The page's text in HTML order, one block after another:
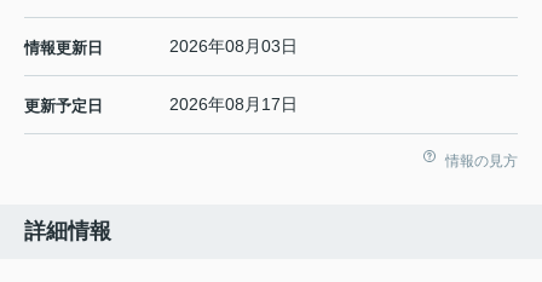
情報更新日 2026年08月03日
更新予定日 2026年08月17日
情報の見方
詳細情報